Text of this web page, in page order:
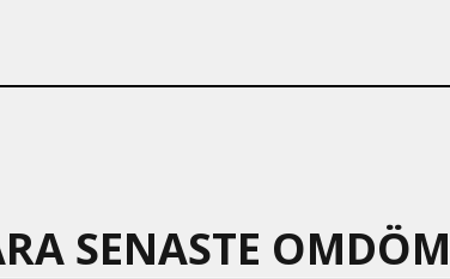
SENASTE